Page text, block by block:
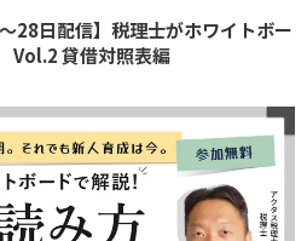
28日配信】税理士がホワイトボー
Vol.2 貸借対照表編